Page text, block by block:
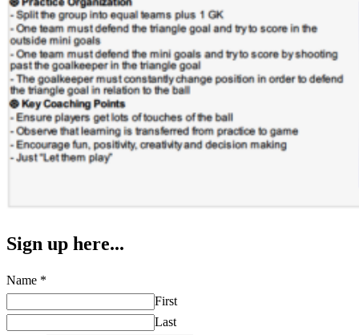
Sign up here...
Name *
First
Last